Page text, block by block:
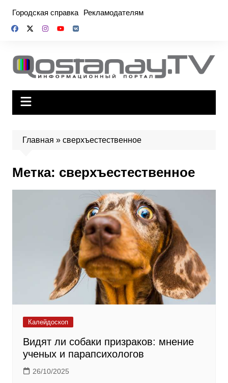
содержимому
Городская справка Рекламодателям
Главная » сверхъестественное
Метка: сверхъестественное
Калейдоскоп
Видят ли собаки призраков: мнение
ученых и парапсихологов
26/10/2025